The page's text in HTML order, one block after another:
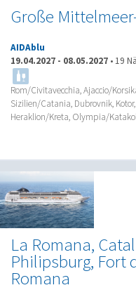
Große
AIDAblu
19.04.2027 - 08.05.2027 • 19
Rom/Civitavecchia, Ajaccio/
Sizilien/Catania, Dubrovnik,
Heraklion/Kreta, Olympia/
La Romana,
Philipsburg, Fort
Romana